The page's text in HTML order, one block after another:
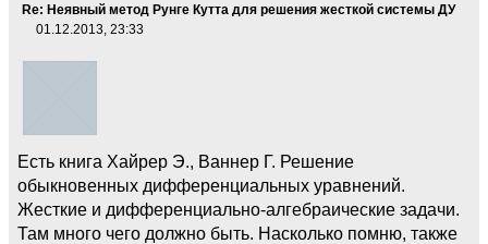
Re: Неявный метод Рунге Кутта для решения жесткой системы ДУ
01.12.2013, 23:33
Есть книга Хайрер Э., Ваннер Г. Решение
обыкновенных дифференциальных уравнений.
Жесткие и дифференциально-алгебраические задачи.
Там много чего должно быть. Насколько помню, также